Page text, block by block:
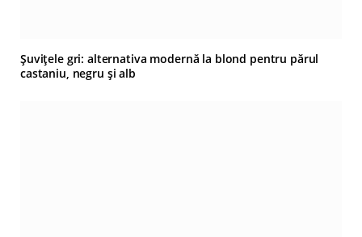
Șuvițele gri: alternativa modernă la blond pentru părul
castaniu, negru și alb